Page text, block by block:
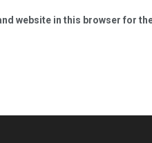
website in this browser for